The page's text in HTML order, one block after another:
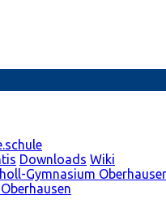
Downloads Wiki
Oberhausen